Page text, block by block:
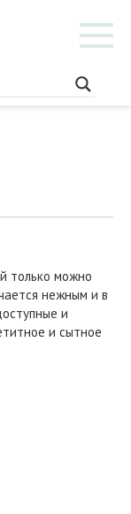
только можно
нежным и в
и
и сытное